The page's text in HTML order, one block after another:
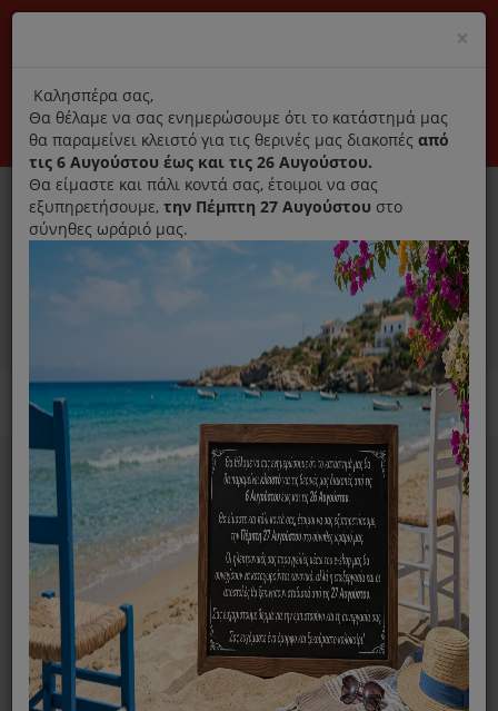
Αποκλειστικά γνήσια ανταλλακτικά
Σύνδεση Εγγραφή Εταιρεία Επικοινωνία
0
Ανταλλακτικά ηλεκτρικών συσκευών MENU
Home Συσκευές Μαγειρικής
Multi
Μαχαίρι Multi Pyrex SB226 SB-226
×
title
Καλησπέρα σας,
Θα θέλαμε να σας ενημερώσουμε ότι το κατάστημά μας
θα παραμείνει κλειστό για τις θερινές μας διακοπές από
τις 6 Αυγούστου έως και τις 26 Αυγούστου.
Θα είμαστε και πάλι κοντά σας, έτοιμοι να σας
εξυπηρετήσουμε, την Πέμπτη 27 Αυγούστου στο
σύνηθες ωράριό μας.